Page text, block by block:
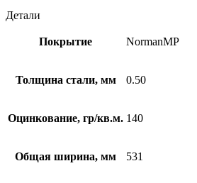
Детали
Покрытие NormanMP
Толщина стали, мм 0.50
Оцинкование, гр/кв.м. 140
Общая ширина, мм 531